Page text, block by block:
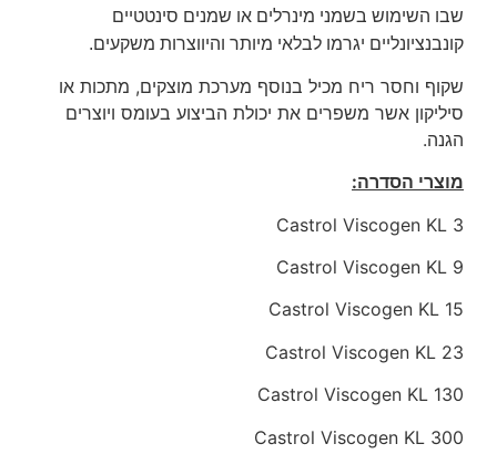
שבו השימוש בשמני מינרלים או שמנים סינטטיים
קונבנציונליים יגרמו לבלאי מיותר והיווצרות משקעים.
שקוף וחסר ריח מכיל בנוסף מערכת מוצקים, מתכות או
סיליקון אשר משפרים את יכולת הביצוע בעומס ויוצרים
הגנה.
מוצרי הסדרה:
Castrol Viscogen KL 3
Castrol Viscogen KL 9
Castrol Viscogen KL 15
Castrol Viscogen KL 23
Castrol Viscogen KL 130
Castrol Viscogen KL 300